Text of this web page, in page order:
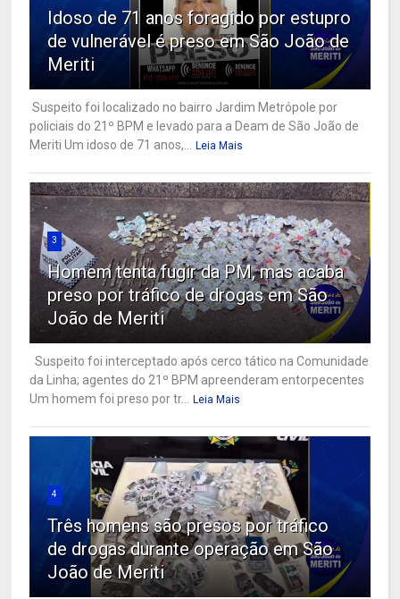
Idoso de 71 anos foragido por estupro
de vulnerável é preso em São João de
Meriti
Suspeito foi localizado no bairro Jardim Metrópole por
policiais do 21º BPM e levado para a Deam de São João de
Meriti Um idoso de 71 anos,... Leia Mais
3
Homem tenta fugir da PM, mas acaba
preso por tráfico de drogas em São
João de Meriti
Suspeito foi interceptado após cerco tático na Comunidade
da Linha; agentes do 21º BPM apreenderam entorpecentes
Um homem foi preso por tr... Leia Mais
4
Três homens são presos por tráfico
de drogas durante operação em São
João de Meriti